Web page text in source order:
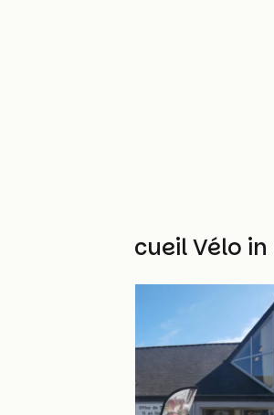
Weitere Accueil Vélo